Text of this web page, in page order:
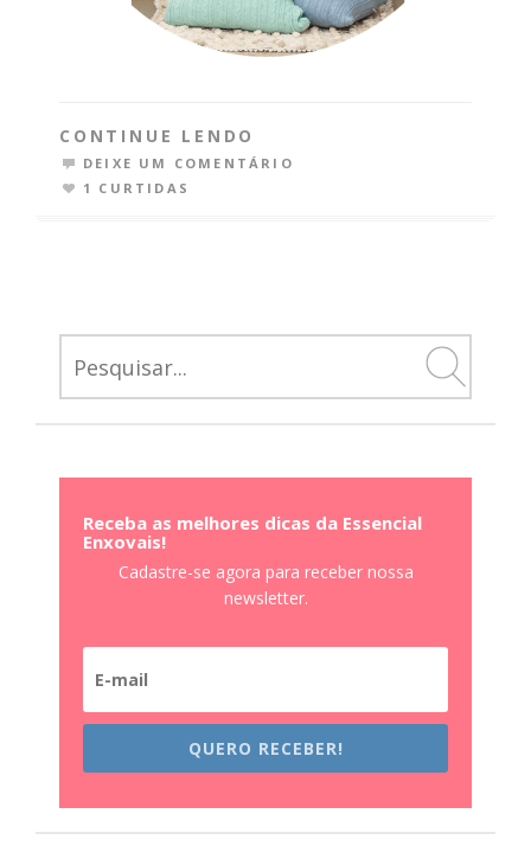
CONTINUE LENDO
DEIXE UM COMENTÁRIO
1 CURTIDAS
SEARCH
FOR:
Receba as melhores dicas da Essencial
Enxovais!
Cadastre-se agora para receber nossa
newsletter.
QUERO RECEBER!